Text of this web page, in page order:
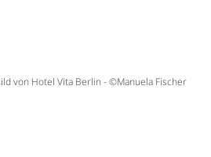
von Hotel Vita Berlin - ©Manuela Fischer